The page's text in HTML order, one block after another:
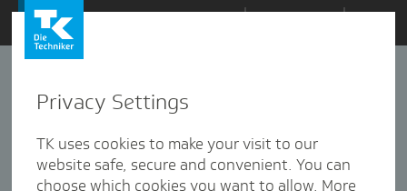
Zum
Inhalt
springen
Behandlungsfehler
2 Artikel in dieser Kategorie enthalten
Sortieren nach: Datum Popularität
Privacy Settings
TK uses cookies to make your visit to our
website safe, secure and convenient. You can
choose which cookies you want to allow. More